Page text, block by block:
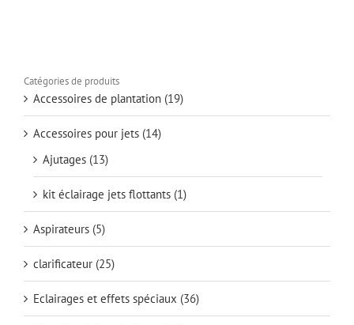
Catégories de produits
Accessoires de plantation (19)
Accessoires pour jets (14)
Ajutages (13)
kit éclairage jets flottants (1)
Aspirateurs (5)
clarificateur (25)
Eclairages et effets spéciaux (36)